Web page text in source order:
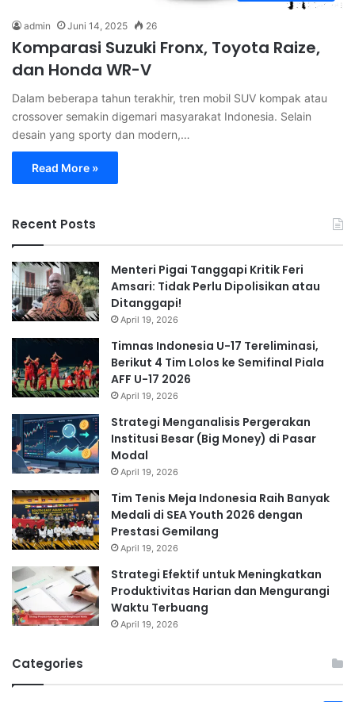
admin Juni 14, 2025 26
Komparasi Suzuki Fronx, Toyota Raize,
dan Honda WR-V
Dalam beberapa tahun terakhir, tren mobil SUV kompak atau
crossover semakin digemari masyarakat Indonesia. Selain
desain yang sporty dan modern,…
Read More »
Recent Posts
Menteri Pigai Tanggapi Kritik Feri
Amsari: Tidak Perlu Dipolisikan atau
Ditanggapi!
April 19, 2026
Timnas Indonesia U-17 Tereliminasi,
Berikut 4 Tim Lolos ke Semifinal Piala
AFF U-17 2026
April 19, 2026
Strategi Menganalisis Pergerakan
Institusi Besar (Big Money) di Pasar
Modal
April 19, 2026
Tim Tenis Meja Indonesia Raih Banyak
Medali di SEA Youth 2026 dengan
Prestasi Gemilang
April 19, 2026
Strategi Efektif untuk Meningkatkan
Produktivitas Harian dan Mengurangi
Waktu Terbuang
April 19, 2026
Categories